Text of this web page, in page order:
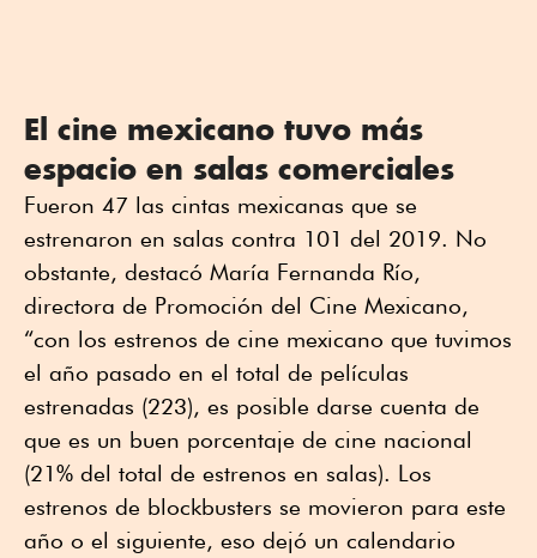
El cine mexicano tuvo más
espacio en salas comerciales
Fueron 47 las cintas mexicanas que se
estrenaron en salas contra 101 del 2019. No
obstante, destacó María Fernanda Río,
directora de Promoción del Cine Mexicano,
“con los estrenos de cine mexicano que tuvimos
el año pasado en el total de películas
estrenadas (223), es posible darse cuenta de
que es un buen porcentaje de cine nacional
(21% del total de estrenos en salas). Los
estrenos de blockbusters se movieron para este
año o el siguiente, eso dejó un calendario